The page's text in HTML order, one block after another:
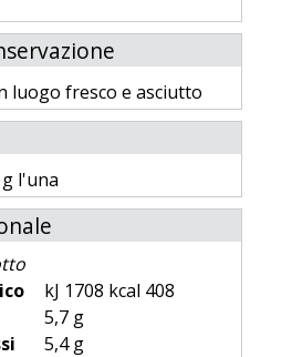
luogo fresco e asciutto
l'una
kJ 1708 kcal 408
5,7 g
5,4 g